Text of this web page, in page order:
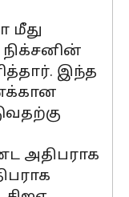
மீது
நிக்சனின்
இந்த
அதிபராக